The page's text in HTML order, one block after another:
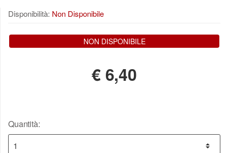
Disponibilità: Non Disponibile
NON DISPONIBILE
€ 6,40
Quantità: